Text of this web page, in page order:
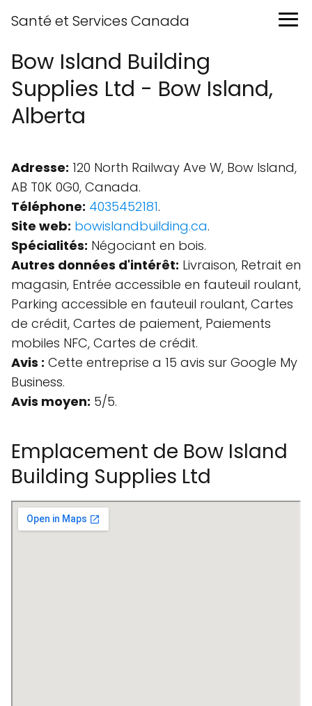
Santé et Services Canada
Bow Island Building
Supplies Ltd - Bow Island,
Alberta
Adresse: 120 North Railway Ave W, Bow Island,
AB T0K 0G0, Canada.
Téléphone: 4035452181.
Site web: bowislandbuilding.ca.
Spécialités: Négociant en bois.
Autres données d'intérêt: Livraison, Retrait en
magasin, Entrée accessible en fauteuil roulant,
Parking accessible en fauteuil roulant, Cartes
de crédit, Cartes de paiement, Paiements
mobiles NFC, Cartes de crédit.
Avis : Cette entreprise a 15 avis sur Google My
Business.
Avis moyen: 5/5.
Emplacement de Bow Island
Building Supplies Ltd